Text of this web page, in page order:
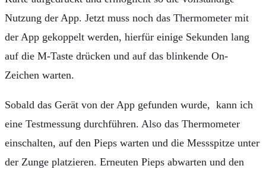
Nutzung der App. Jetzt muss noch das Thermometer mit
der App gekoppelt werden, hierfür einige Sekunden lang
auf die M-Taste drücken und auf das blinkende On-
Zeichen warten.
Sobald das Gerät von der App gefunden wurde, kann ich
eine Testmessung durchführen. Also das Thermometer
einschalten, auf den Pieps warten und die Messspitze unter
der Zunge platzieren. Erneuten Pieps abwarten und den